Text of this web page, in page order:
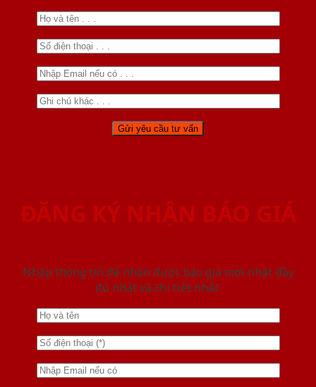
ĐĂNG KÝ NHẬN BÁO GIÁ
Nhập thông tin để nhận được báo giá mới nhât đầy
đủ nhất và chi tiết nhất.